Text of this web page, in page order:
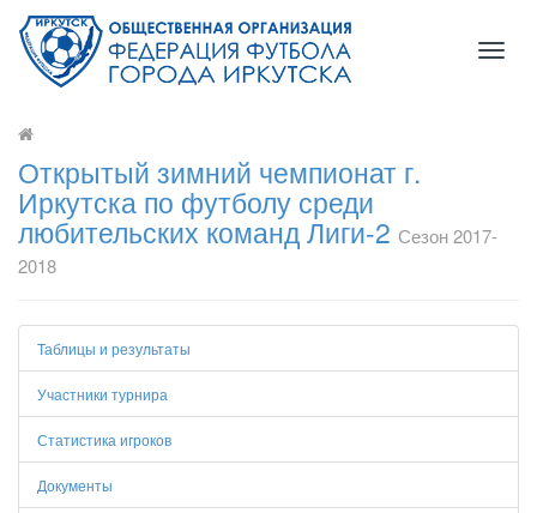
Открытый зимний чемпионат г.
Иркутска по футболу среди
любительских команд Лиги-2 Сезон 2017-
2018
Таблицы и результаты
Участники турнира
Статистика игроков
Документы